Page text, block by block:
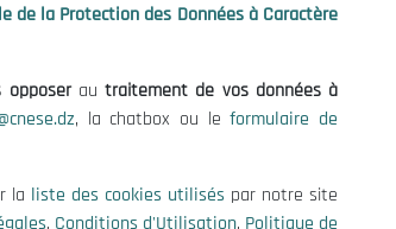
Suivez-Nous!
Économique, Social et Environnemental
de la Protection des Données à Caractère
opposerautraitement de vos données à
, la chatbox ou leformulaire de
la liste des cookies utilisés par notre site
, Conditions d'Utilisation, Politique de